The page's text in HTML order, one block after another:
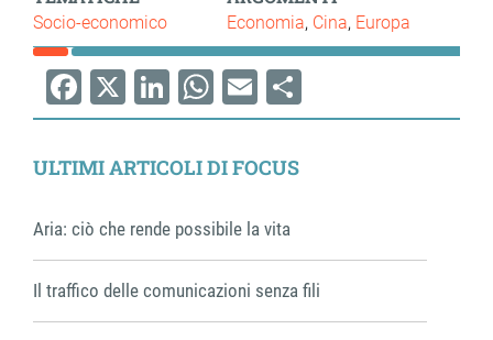
Socio-economico Economia Cina Europa
Facebook
X LinkedIn
WhatsApp
EmailShare
ULTIMI ARTICOLI DI FOCUS
Aria: ciò che rende possibile la vita
Il traffico delle comunicazioni senza fili